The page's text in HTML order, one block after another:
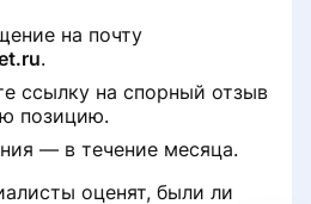
на почту
.
ссылку на спорный отзыв
позицию.
— в течение месяца.
оценят, были ли